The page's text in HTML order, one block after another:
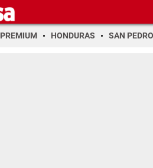
PREMIUM HONDURAS SAN PEDRO